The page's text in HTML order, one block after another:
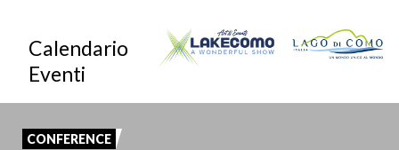
main
content
Calendario
Eventi
CONFERENCE